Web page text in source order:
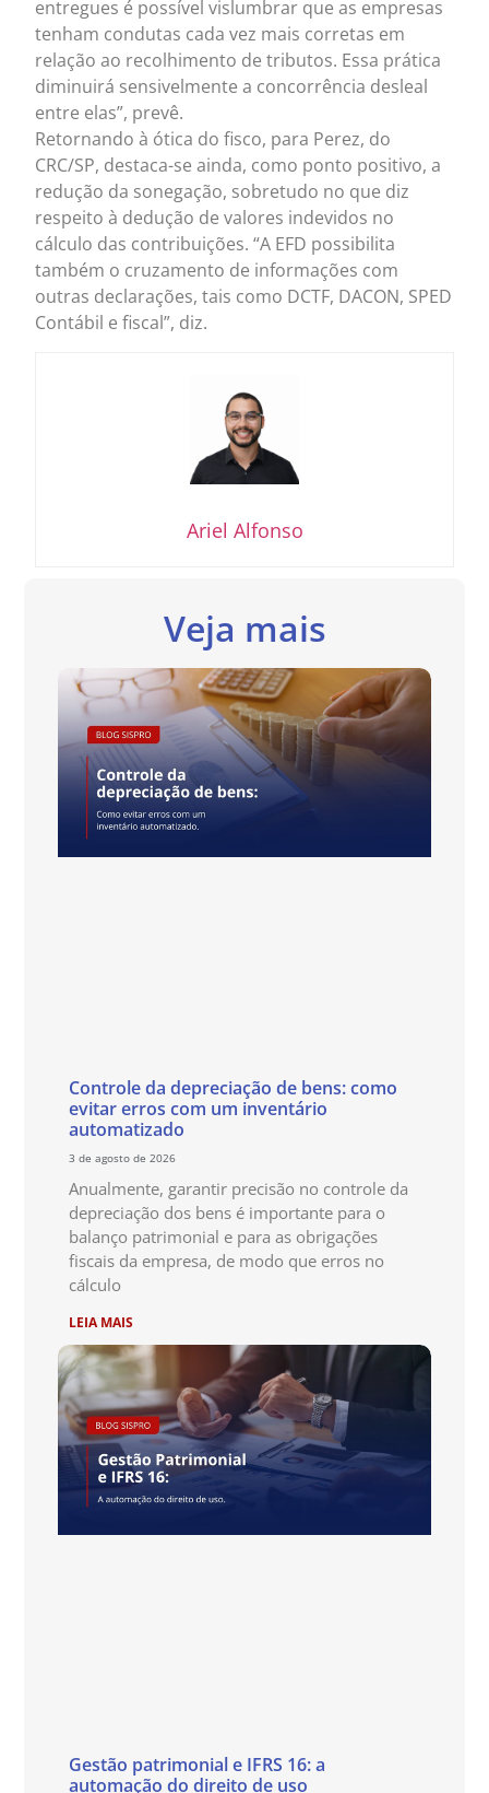
entregues é possível vislumbrar que as empresas
tenham condutas cada vez mais corretas em
relação ao recolhimento de tributos. Essa prática
diminuirá sensivelmente a concorrência desleal
entre elas”, prevê.
Retornando à ótica do fisco, para Perez, do
CRC/SP, destaca-se ainda, como ponto positivo, a
redução da sonegação, sobretudo no que diz
respeito à dedução de valores indevidos no
cálculo das contribuições. “A EFD possibilita
também o cruzamento de informações com
outras declarações, tais como DCTF, DACON, SPED
Contábil e fiscal”, diz.
Ariel Alfonso
Veja mais
Controle da depreciação de bens: como
evitar erros com um inventário
automatizado
3 de agosto de 2026
Anualmente, garantir precisão no controle da
depreciação dos bens é importante para o
balanço patrimonial e para as obrigações
fiscais da empresa, de modo que erros no
cálculo
LEIA MAIS
Gestão patrimonial e IFRS 16: a
automação do direito de uso